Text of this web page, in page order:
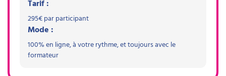
Tarif :
295€ par participant
Mode :
100% en ligne, à votre rythme, et toujours avec le
formateur